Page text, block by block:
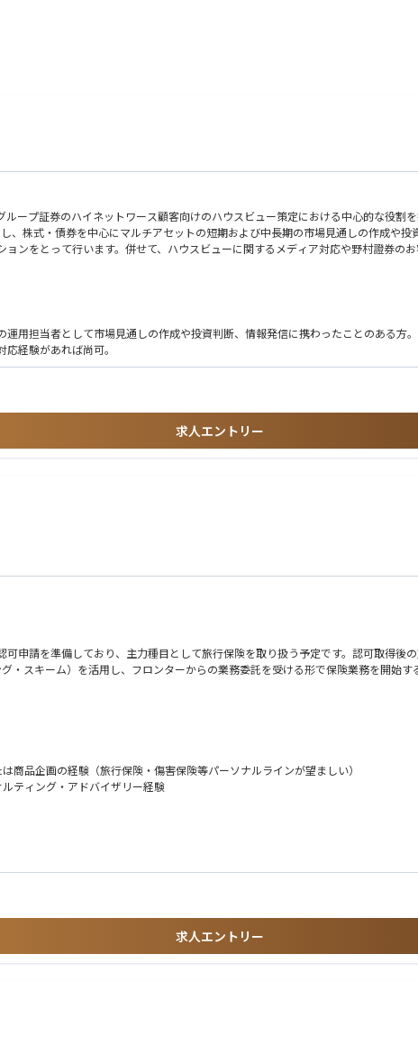
ープ証券のハイネットワース顧客向けのハウスビュー策定における中心的な役割を
、株式・債券を中心にマルチアセットの短期および中長期の市場見通しの作成や
ンをとって行います。併せて、ハウスビューに関するメディア対応や野村證券の
用担当者として市場見通しの作成や投資判断、情報発信に携わったことのある方
経験があれば尚可。
求人エントリー
申請を準備しており、主力種目として旅行保険を取り扱う予定です。認可取得後
・スキーム）を活用し、フロンターからの業務委託を受ける形で保険業務を開始す
ライン、Japan CEOにドッテッドラインでレポートします。ライセンス申請フェ
の作成など、実務の中核を担う「Doer」としての役割を期待しています。
。将来的には、日本のアンダーライティングチーム全体を率いるリーダーへの成長
ビュー
グ分析の支援
率算定書類・アクチュアリアル資料の作成
支援
商品企画の経験（旅行保険・傷害保険等パーソナルラインが望ましい）
ティング・アドバイザリー経験
ローバル連携あり）
求人エントリー